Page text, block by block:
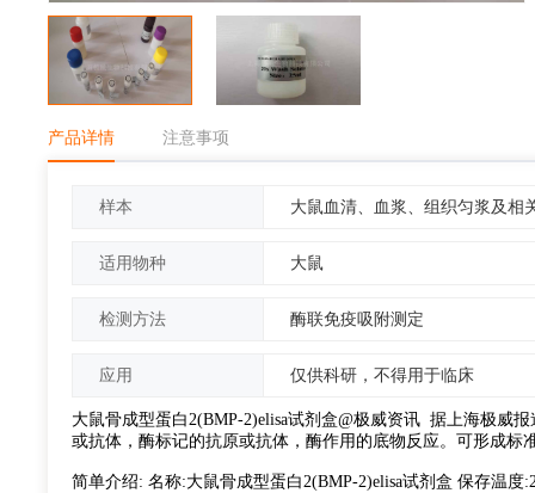
产品详情 注意事项
样本 大鼠血清、血浆、组织匀浆及相
适用物种 大鼠
检测方法 酶联免疫吸附测定
应用 仅供科研，不得用于临床
大鼠骨成型蛋白2(BMP-2)elisa试剂盒@极威资讯 据上海极威
或抗体，酶标记的抗原或抗体，酶作用的底物反应。可形成标
简单介绍: 名称:大鼠骨成型蛋白2(BMP-2)elisa试剂盒 保存温